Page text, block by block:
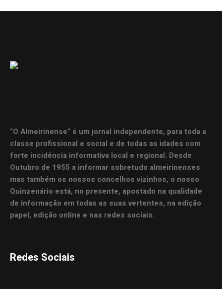
“O Almeirinense” é um jornal independente, para toda a
classe profissional e social e de todas as idades com
forte incidência informativa local e regional. Desde
Outubro de 1955 a informar sobretudo almeirinenses
mas também os nossos concelhos vizinhos, o nosso
Quinzenário está, no presente, apostado na qualidade
de informação em todas as suas vertentes, na edição
papel, edição online e nas redes sociais.
Redes Sociais